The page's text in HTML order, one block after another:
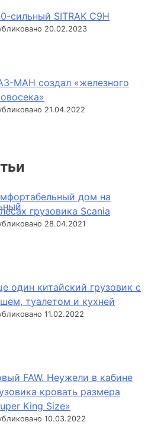
сильный SITRAK C9H
20.02.2023
МАН создал «железного
21.04.2022
дом на
грузовика Scania
28.04.2021
один китайский грузовик с
туалетом и кухней
11.02.2022
FAW. Неужели в кабине
кровать размера
King Size»
10.03.2022